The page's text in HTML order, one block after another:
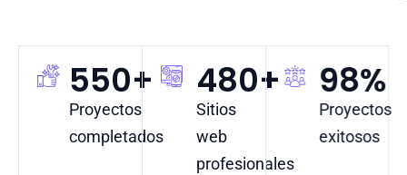
550+
Proyectos
completados
480+
Sitios
web
profesionales
98%
Proyectos
exitosos